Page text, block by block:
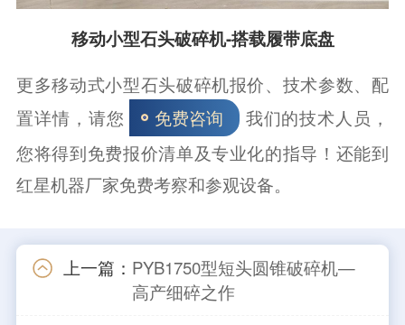
移动小型石头破碎机-搭载履带底盘
更多移动式小型石头破碎机报价、技术参数、配
置详情，请您
免费咨询
我们的技术人员，
您将得到免费报价清单及专业化的指导！还能到
红星机器厂家免费考察和参观设备。
上一篇： PYB1750型短头圆锥破碎机—
高产细碎之作